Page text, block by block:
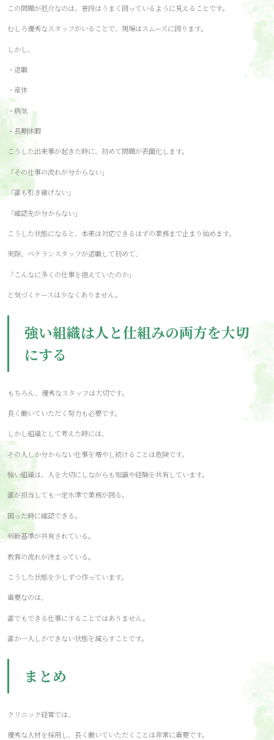
この問題が厄介なのは、普段はうまく回っているように見えることです。
むしろ優秀なスタッフがいることで、現場はスムーズに回ります。
しかし、
・退職
・産休
・病気
・長期休暇
こうした出来事が起きた時に、初めて問題が表面化します。
「その仕事の流れが分からない」
「誰も引き継げない」
「確認先が分からない」
こうした状態になると、本来は対応できるはずの業務まで止まり始めます。
実際、ベテランスタッフが退職して初めて、
「こんなに多くの仕事を抱えていたのか」
と気づくケースは少なくありません。
強い組織は人と仕組みの両方を大切
にする
もちろん、優秀なスタッフは大切です。
長く働いていただく努力も必要です。
しかし組織として考えた時には、
その人しか分からない仕事を増やし続けることは危険です。
強い組織は、人を大切にしながらも知識や経験を共有しています。
誰が担当しても一定水準で業務が回る。
困った時に確認できる。
判断基準が共有されている。
教育の流れが決まっている。
こうした状態を少しずつ作っています。
重要なのは、
誰でもできる仕事にすることではありません。
誰か一人しかできない状態を減らすことです。
まとめ
クリニック経営では、
優秀な人材を採用し、長く働いていただくことは非常に重要です。